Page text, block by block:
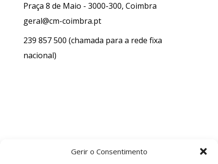
Gerir o Consentimento
Praça 8 de Maio - 3000-300, Coimbra
geral@cm-coimbra.pt
239 857 500 (chamada para a rede fixa
nacional)